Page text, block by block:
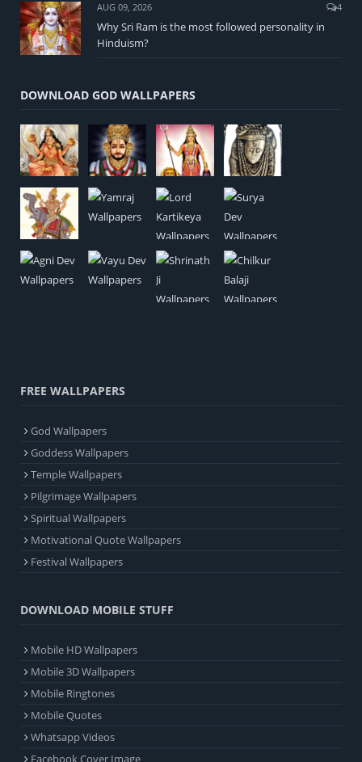
AUG 09, 2026 4
Why Sri Ram is the most followed personality in
Hinduism?
DOWNLOAD GOD WALLPAPERS
FREE WALLPAPERS
God Wallpapers
Goddess Wallpapers
Temple Wallpapers
Pilgrimage Wallpapers
Spiritual Wallpapers
Motivational Quote Wallpapers
Festival Wallpapers
DOWNLOAD MOBILE STUFF
Mobile HD Wallpapers
Mobile 3D Wallpapers
Mobile Ringtones
Mobile Quotes
Whatsapp Videos
Facebook Cover Image